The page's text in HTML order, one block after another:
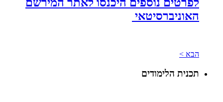
האוניברסיטאי
הבא >
תכנית הלימודים